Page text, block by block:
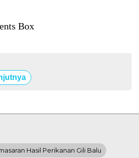
Box
Hasil Perikanan Gili Balu